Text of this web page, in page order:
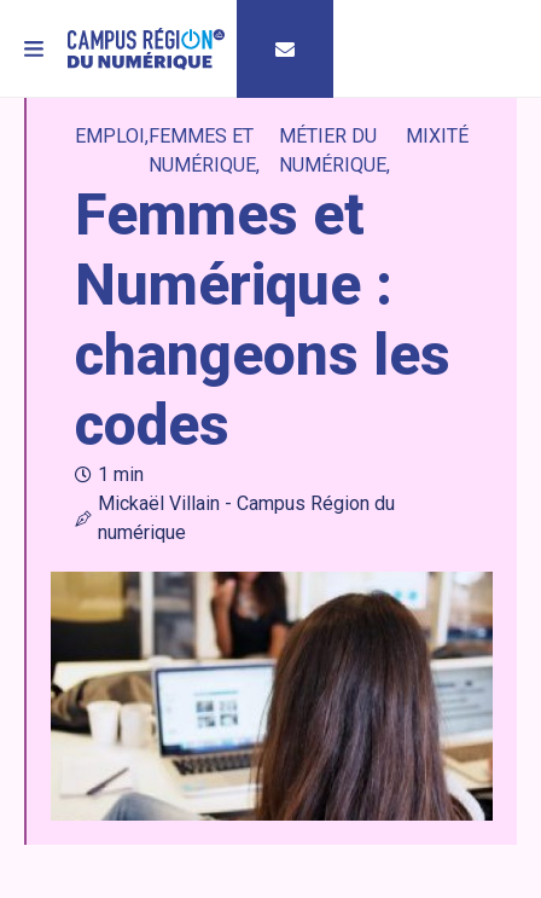
MENU
EMPLOI FEMMES ET
NUMÉRIQUE
MÉTIER DU
NUMÉRIQUE
MIXITÉ
Femmes et
Numérique :
changeons les
codes
1 min
Mickaël Villain - Campus Région du
numérique